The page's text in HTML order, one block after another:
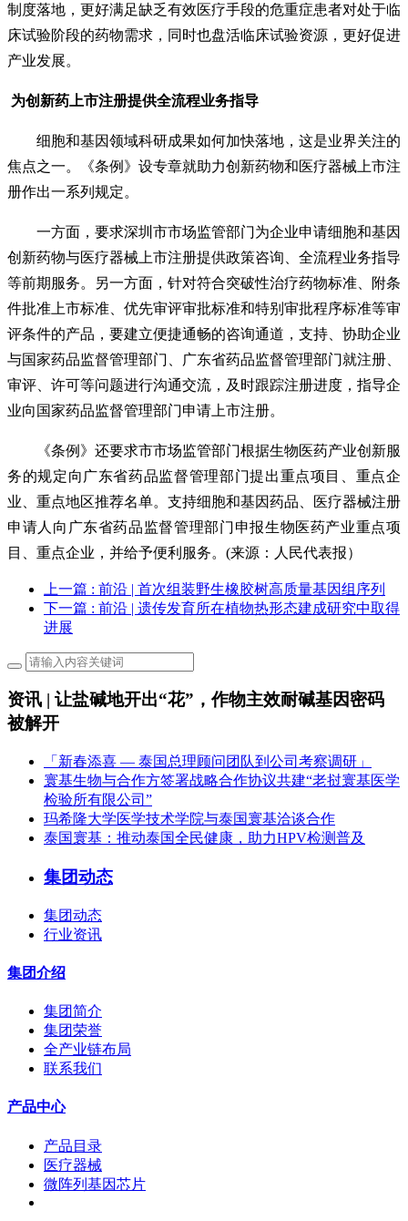
制度落地，更好满足缺乏有效医疗手段的危重症患者对处于临
床试验阶段的药物需求，同时也盘活临床试验资源，更好促进
产业发展。
为创新药上市注册提供全流程业务指导
细胞和基因领域科研成果如何加快落地，这是业界关注的
焦点之一。《条例》设专章就助力创新药物和医疗器械上市注
册作出一系列规定。
一方面，要求深圳市市场监管部门为企业申请细胞和基因
创新药物与医疗器械上市注册提供政策咨询、全流程业务指导
等前期服务。另一方面，针对符合突破性治疗药物标准、附条
件批准上市标准、优先审评审批标准和特别审批程序标准等审
评条件的产品，要建立便捷通畅的咨询通道，支持、协助企业
与国家药品监督管理部门、广东省药品监督管理部门就注册、
审评、许可等问题进行沟通交流，及时跟踪注册进度，指导企
业向国家药品监督管理部门申请上市注册。
《条例》还要求市市场监管部门根据生物医药产业创新服
务的规定向广东省药品监督管理部门提出重点项目、重点企
业、重点地区推荐名单。支持细胞和基因药品、医疗器械注册
申请人向广东省药品监督管理部门申报生物医药产业重点项
目、重点企业，并给予便利服务。(来源：人民代表报）
上一篇 : 前沿 | 首次组装野生橡胶树高质量基因组序列
下一篇 : 前沿 | 遗传发育所在植物热形态建成研究中取得
进展
资讯 | 让盐碱地开出“花”，作物主效耐碱基因密码
被解开
「新春添喜 — 泰国总理顾问团队到公司考察调研」
寰基生物与合作方签署战略合作协议共建“老挝寰基医学
检验所有限公司”
玛希隆大学医学技术学院与泰国寰基洽谈合作
泰国寰基：推动泰国全民健康，助力HPV检测普及
集团动态
集团动态
行业资讯
集团介绍
集团简介
集团荣誉
全产业链布局
联系我们
产品中心
产品目录
医疗器械
微阵列基因芯片